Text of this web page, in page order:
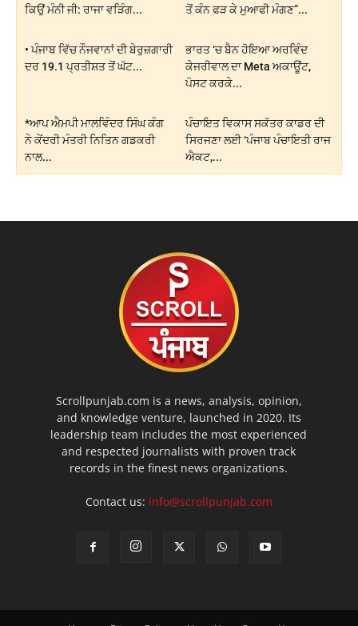
ਕਿਉਂ ਮੰਨੀ ਜੀ: ਰਾਜਾ ਵੜਿੰਗ...
ਤੋਂ ਕੰਨ ਫੜ ਕੇ ਮੁਆਫੀ ਮੰਗਣ”...
• ਪੰਜਾਬ ਵਿੱਚ ਨੌਜਵਾਨਾਂ ਦੀ ਬੇਰੁਜ਼ਗਾਰੀ
ਦਰ 19.1 ਪ੍ਰਤੀਸ਼ਤ ਤੋਂ ਘੱਟ...
ਭਾਰਤ ‘ਚ ਬੈਨ ਹੋਇਆ ਅਰਵਿੰਦ
ਕੇਜਰੀਵਾਲ ਦਾ Meta ਅਕਾਊਂਟ,
ਪੋਸਟ ਕਰਕੇ...
*ਆਪ ਐਮਪੀ ਮਾਲਵਿੰਦਰ ਸਿੰਘ ਕੰਗ
ਨੇ ਕੇਂਦਰੀ ਮੰਤਰੀ ਨਿਤਿਨ ਗਡਕਰੀ
ਨਾਲ...
ਪੰਚਾਇਤ ਵਿਕਾਸ ਸਕੱਤਰ ਕਾਡਰ ਦੀ
ਸਿਰਜਣਾ ਲਈ ‘ਪੰਜਾਬ ਪੰਚਾਇਤੀ ਰਾਜ
ਐਕਟ,...
Scrollpunjab.com is a news, analysis, opinion,
and knowledge venture, launched in 2020. Its
leadership team includes the most experienced
and respected journalists with proven track
records in the finest news organizations.
Contact us: info@scrollpunjab.com